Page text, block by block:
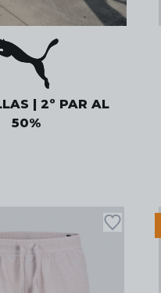
| 2º PAR AL
50%